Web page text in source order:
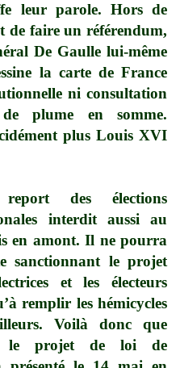
leur parole. Hors de
de faire un référendum,
De Gaulle lui-même
la carte de France
ni consultation
plume en somme.
plus Louis XVI
des élections
interdit aussi au
en amont. Il ne pourra
sanctionnant le projet
et les électeurs
remplir les hémicycles
Voilà donc que
le projet de loi de